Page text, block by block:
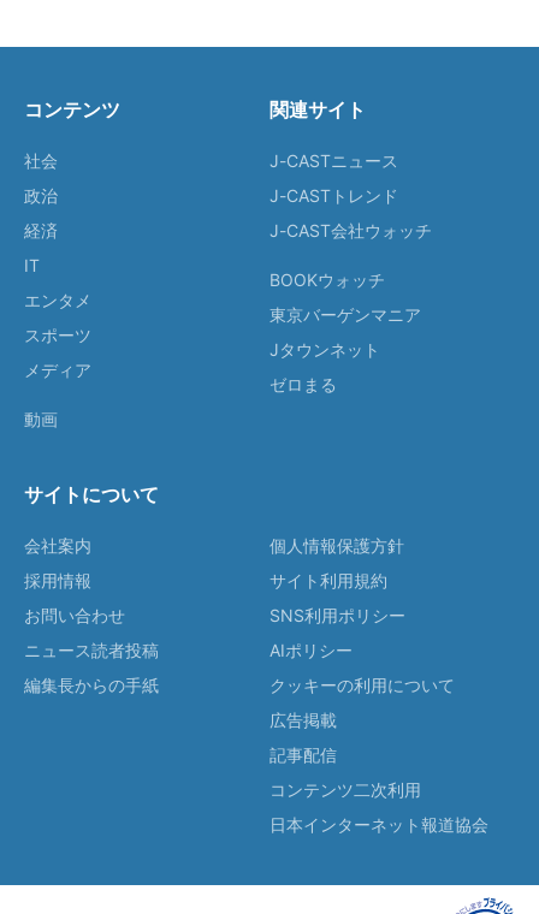
コンテンツ
社会
政治
経済
IT
エンタメ
スポーツ
メディア
動画
関連サイト
J-CASTニュース
J-CASTトレンド
J-CAST会社ウォッチ
BOOKウォッチ
東京バーゲンマニア
Jタウンネット
ゼロまる
サイトについて
会社案内
採用情報
お問い合わせ
ニュース読者投稿
編集長からの手紙
個人情報保護方針
サイト利用規約
SNS利用ポリシー
AIポリシー
クッキーの利用について
広告掲載
記事配信
コンテンツ二次利用
日本インターネット報道協会